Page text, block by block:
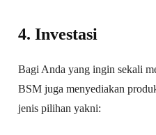
4. Investasi
Bagi Anda yang ingin sekali
BSM juga menyediakan
jenis pilihan yakni: